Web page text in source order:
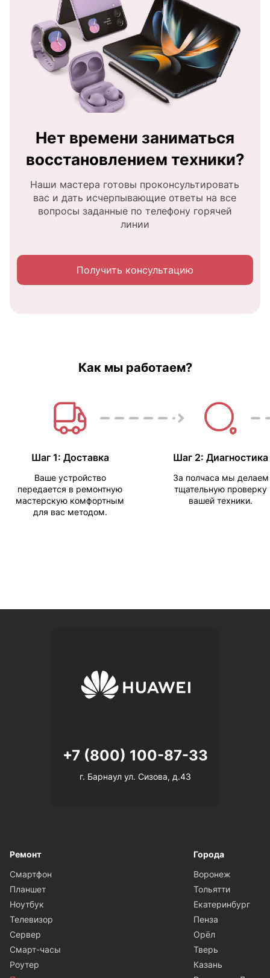
Нет времени заниматься
восстановлением техники?
Наши мастера готовы проконсультировать
вас и дать исчерпывающие ответы на все
вопросы заданные по телефону горячей
линии
Получить консультацию
Как мы работаем?
Шаг 1: Доставка
Ваше устройство
передается в ремонтную
мастерскую комфортным
для вас методом.
Шаг 2: Диагностика
За полчаса мы делаем
тщательную проверку
вашей техники.
+7 (800) 100-87-33
г. Барнаул ул. Сизова, д.43
Ремонт
Смартфон
Планшет
Ноутбук
Телевизор
Сервер
Смарт-часы
Роутер
Города
Воронеж
Тольятти
Екатеринбург
Пенза
Орёл
Тверь
Казань